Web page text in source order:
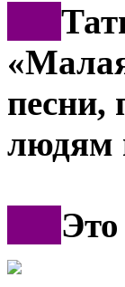
песни,
людям